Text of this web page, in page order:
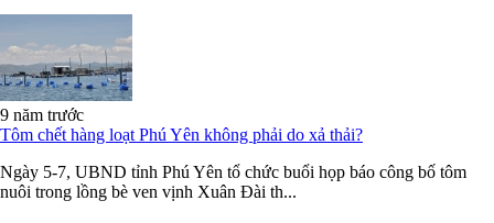
9 năm trước
Tôm chết hàng loạt Phú Yên không phải do xả thải?
Ngày 5-7, UBND tỉnh Phú Yên tổ chức buổi họp báo công bố tôm
nuôi trong lồng bè ven vịnh Xuân Đài th...